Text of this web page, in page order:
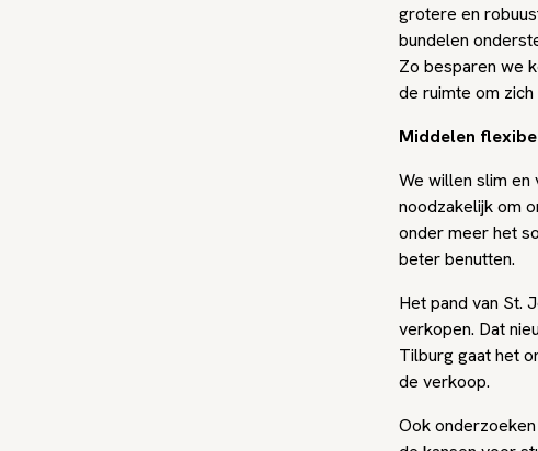
grotere en
bundelen
Zo besparen we
de ruimte om
Middelen
We willen slim en
noodzakelijk om
onder meer het
beter benutten.
Het pand van St.
verkopen. Dat
Tilburg gaat het
de verkoop.
Ook